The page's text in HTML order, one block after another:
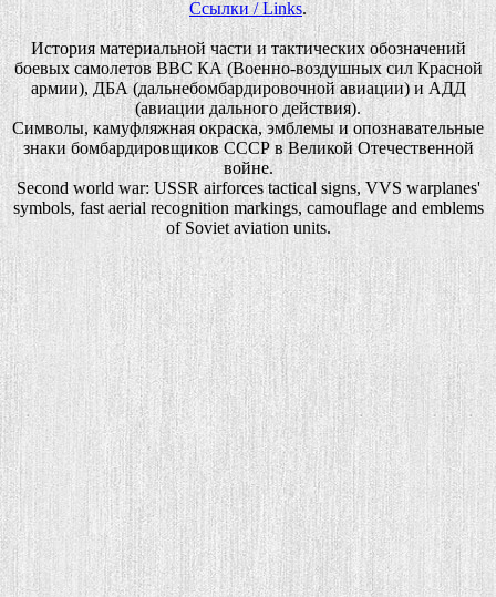
Ссылки / Links.
История материальной части и тактических обозначений
боевых самолетов ВВС КА (Военно-воздушных сил Красной
армии), ДБА (дальнебомбардировочной авиации) и АДД
(авиации дального действия).
Символы, камуфляжная окраска, эмблемы и опознавательные
знаки бомбардировщиков СССР в Великой Отечественной
войне.
Second world war: USSR airforces tactical signs, VVS warplanes'
symbols, fast aerial recognition markings, camouflage and emblems
of Soviet aviation units.